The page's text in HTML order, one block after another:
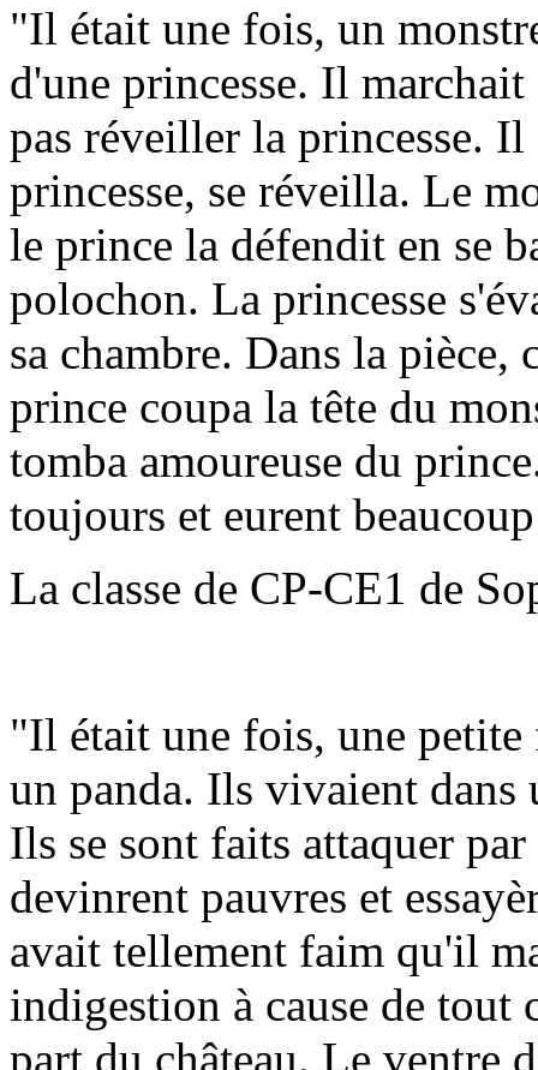
"Il était une fois, un
d'une princesse. Il
pas réveiller la princesse. Il
princesse, se réveilla. Le
le prince la défendit en se
polochon. La princesse
sa chambre. Dans la
prince coupa la tête du
tomba amoureuse du
toujours et eurent
La classe de CP-CE1 de
"Il était une fois, une
un panda. Ils vivaient dans
Ils se sont faits attaquer
devinrent pauvres et
avait tellement faim qu'il
indigestion à cause de tout
part du château. Le ventre